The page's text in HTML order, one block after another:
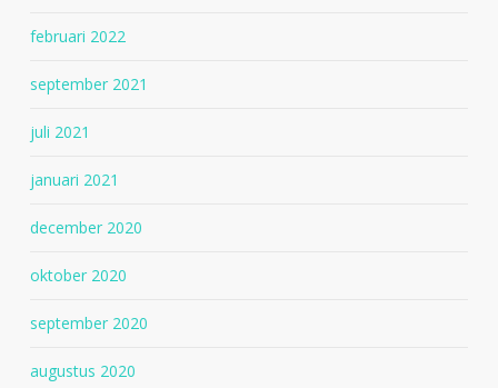
februari 2022
september 2021
juli 2021
januari 2021
december 2020
oktober 2020
september 2020
augustus 2020